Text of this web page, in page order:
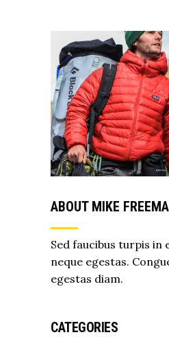
ABOUT MIKE
Sed faucibus turpis in
neque egestas.
egestas diam.
CATEGORIES